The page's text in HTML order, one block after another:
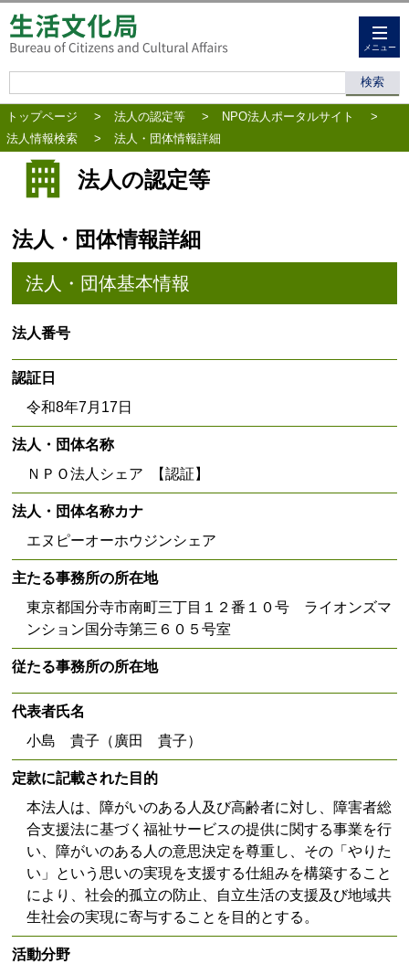
メニュー
トップページ > 法人の認定等 > NPO法人ポータルサイト
>
法人情報検索
> 法人・団体情報詳細
法人の認定等
法人・団体情報詳細
法人・団体基本情報
法人番号
認証日
令和8年7月17日
法人・団体名称
ＮＰＯ法人シェア 【認証】
法人・団体名称カナ
エヌピーオーホウジンシェア
主たる事務所の所在地
東京都国分寺市南町三丁目１２番１０号 ライオンズマ
ンション国分寺第三６０５号室
従たる事務所の所在地
代表者氏名
小島 貴子（廣田 貴子）
定款に記載された目的
本法人は、障がいのある人及び高齢者に対し、障害者総
合支援法に基づく福祉サービスの提供に関する事業を行
い、障がいのある人の意思決定を尊重し、その「やりた
い」という思いの実現を支援する仕組みを構築すること
により、社会的孤立の防止、自立生活の支援及び地域共
生社会の実現に寄与することを目的とする。
活動分野